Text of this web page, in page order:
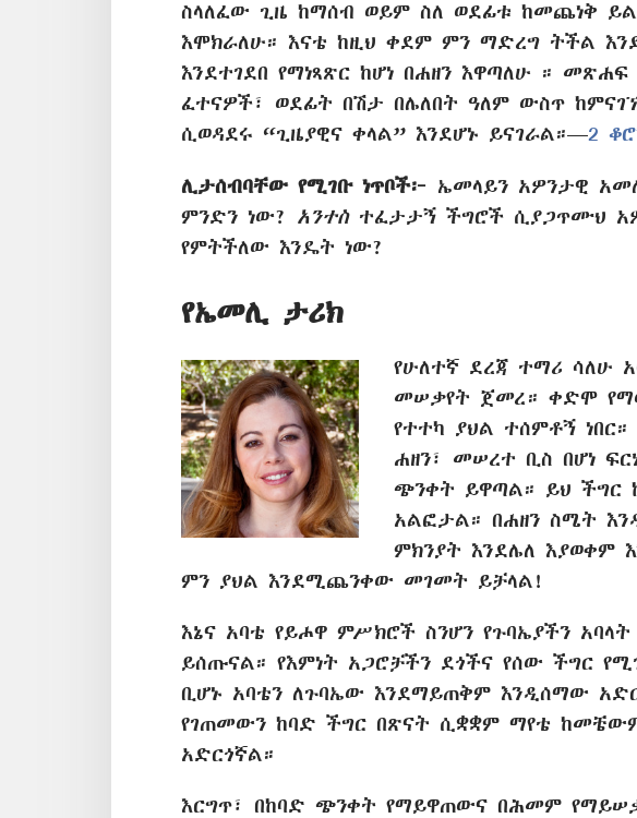
ስላለፈው ጊዜ ከማሰብ ወይም ስለ ወደፊቱ ከመጨነቅ
እሞክራለሁ። እናቴ ከዚህ ቀደም ምን ማድረግ ትችል
እንደተገደበ የማነጻጽር ከሆነ በሐዘን እዋጣለሁ ።
ፈተናዎች፣ ወደፊት በሽታ በሌለበት ዓለም ውስጥ
ሲወዳደሩ “ጊዜያዊና ቀላል” እንደሆኑ ይናገራል።—2
ሊታሰብባቸው የሚገቡ ነጥቦች፦
ኤመላይን አዎንታዊ
ምንድን ነው? አንተስተፈታታኝ ችግሮች ሲያጋጥሙህ
የምትችለው እንዴት ነው?
የኤመሊ ታሪክ
የሁለተኛ ደረጃ ተማሪ ሳለሁ
መሠቃየት ጀመረ። ቀድሞ
የተተካ ያህል ተሰምቶኝ
ሐዘን፣ መሠረተ ቢስ በሆነ
ጭንቀት ይዋጣል። ይህ ችግር
አልፎታል። በሐዘን ስሜት
ምክንያት እንደሌለ እያወቀም
ምን ያህል እንደሚጨንቀው መገመት ይቻላል!
እኔና አባቴ የይሖዋ ምሥክሮች ስንሆን የጉባኤያችን
ይሰጡናል። የእምነት አጋሮቻችን ደጎችና የሰው ችግር
ቢሆኑ አባቴን ለጉባኤው እንደማይጠቅም እንዲሰማው
የገጠመውን ከባድ ችግር በጽናት ሲቋቋም ማየቴ
አድርጎኛል።
እርግጥ፣ በከባድ ጭንቀት የማይዋጠውና በሕመም